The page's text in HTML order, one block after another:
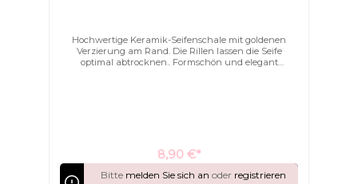
Hochwertige Keramik-Seifenschale mit goldenen
Verzierung am Rand. Die Rillen lassen die Seife
optimal abtrocknen.. Formschön und elegant
8,90 €*
Bitte melden Sie sich an oder registrieren